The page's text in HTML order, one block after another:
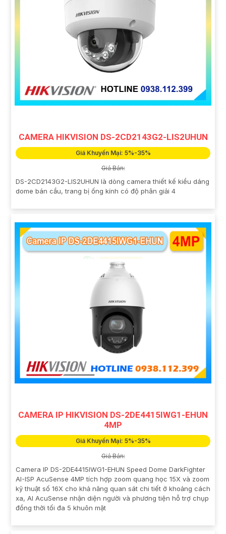
CAMERA HIKVISION DS-2CD2143G2-LIS2UHUN
Giá Khuyến Mại: 5%-35%
Giá Bán:
DS-2CD2143G2-LIS2UHUN là dòng camera thiết kế kiểu dáng
dome bán cầu, trang bị ống kính có độ phân giải 4
CAMERA IP HIKVISION DS-2DE4415IWG1-EHUN
4MP
Giá Khuyến Mại: 5%-35%
Giá Bán:
Camera IP DS-2DE4415IWG1-EHUN Speed Dome DarkFighter
AI-ISP AcuSense 4MP tích hợp zoom quang học 15X và zoom
kỹ thuật số 16X cho khả năng quan sát chi tiết ở khoảng cách
xa, AI AcuSense nhận diện người và phương tiện hỗ trợ chụp
đồng thời tối đa 5 khuôn mặt